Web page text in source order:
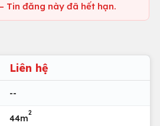
Tin đăng này đã hết hạn.
Liên hệ
--
44m
2